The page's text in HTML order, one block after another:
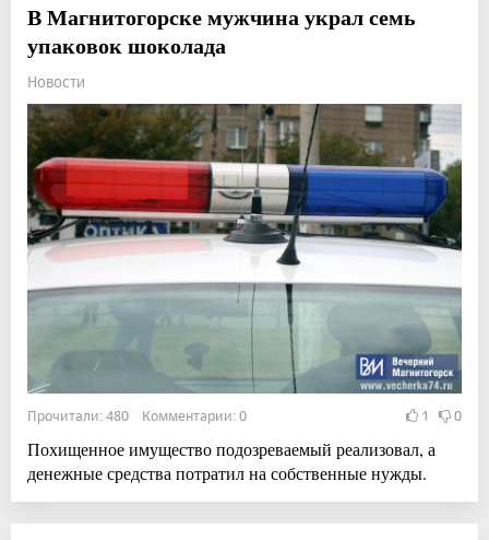
В Магнитогорске мужчина украл семь
упаковок шоколада
Новости
Прочитали: 480 Комментарии: 0 1 0
Похищенное имущество подозреваемый реализовал, а
денежные средства потратил на собственные нужды.